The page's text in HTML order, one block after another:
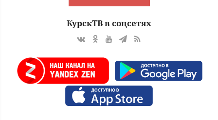
КурскТВ в соцсетях